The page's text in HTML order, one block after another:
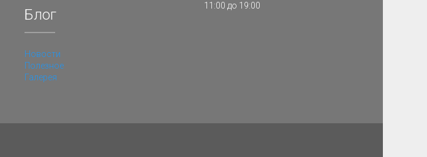
Блог
Новости
Полезное
Галерея
11:00 до 19:00